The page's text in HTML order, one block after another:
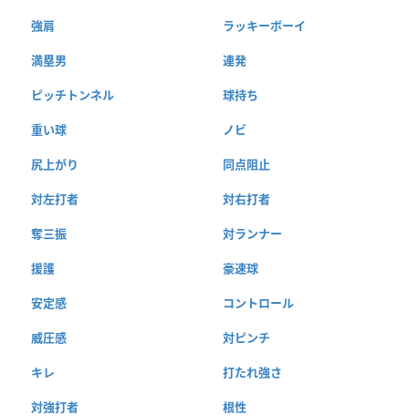
強肩 ラッキーボーイ
満塁男 連発
ピッチトンネル 球持ち
重い球 ノビ
尻上がり 同点阻止
対左打者 対右打者
奪三振 対ランナー
援護 豪速球
安定感 コントロール
威圧感 対ピンチ
キレ 打たれ強さ
対強打者 根性